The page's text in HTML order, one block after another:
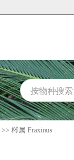
>> 梣属 Fraxinus